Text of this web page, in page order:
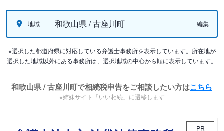
地域 和歌山県 / 古座川町 編集
※選択した都道府県に対応している弁護士事務所を表示しています。所在地が
選択した地域以外にある事務所は、選択地域の中心から順に表示しています。
和歌山県 / 古座川町で相続税申告をご相談したい方はこちら
※姉妹サイト「いい相続」に遷移します
PR